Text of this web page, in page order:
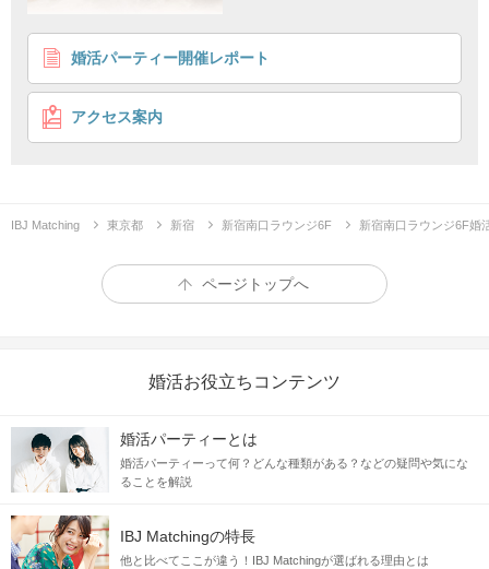
1 2 3
《ワイン飲み比べ♡》社会人交流会
連絡先交換自由・自然と会話も盛り上がる♪
8対8 楽しく出会う
ワイン飲み比べ
**********************
婚活パーティー開催レポート
アクセス案内
IBJ Matching 東京都 新宿 新宿南口ラウンジ6F 新宿南口ラウンジ6F婚
ページトップへ
婚活お役立ちコンテンツ
婚活パーティーとは
婚活パーティーって何？どんな種類がある？などの疑問や気にな
ることを解説
IBJ Matchingの特長
他と比べてここが違う！IBJ Matchingが選ばれる理由とは